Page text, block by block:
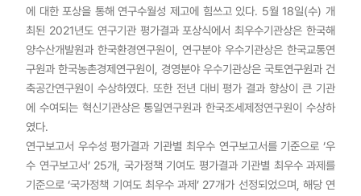
에 대한 포상을 통해 연구수월성 제고에 힘쓰고 있다. 5월 18일(수) 개
최된 2021년도 연구기관 평가결과 포상식에서 최우수기관상은 한국해
양수산개발원과 한국환경연구원이, 연구분야 우수기관상은 한국교통연
구원과 한국농촌경제연구원이, 경영분야 우수기관상은 국토연구원과 건
축공간연구원이 수상하였다. 또한 전년 대비 평가 결과 향상이 큰 기관
에 수여되는 혁신기관상은 통일연구원과 한국조세제정연구원이 수상하
였다.
연구보고서 우수성 평가결과 기관별 최우수 연구보고서를 기준으로 ‘우
수 연구보고서’ 25개, 국가정책 기여도 평가결과 기관별 최우수 과제를
기준으로 ‘국가정책 기여도 최우수 과제’ 27개가 선정되었으며, 해당 연